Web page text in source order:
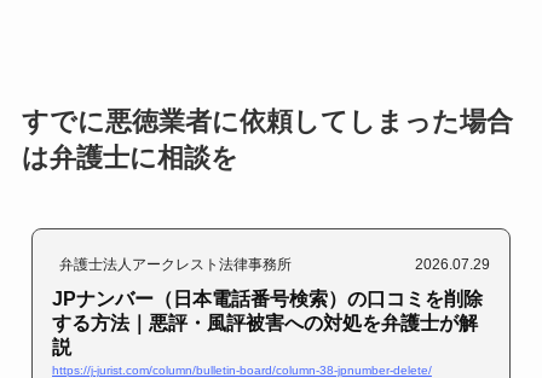
すでに悪徳業者に依頼してしまった場合
は弁護士に相談を
弁護士法人アークレスト法律事務所 2026.07.29
JPナンバー（日本電話番号検索）の口コミを削除
する方法｜悪評・風評被害への対処を弁護士が解
説
https://j-jurist.com/column/bulletin-board/column-38-jpnumber-delete/